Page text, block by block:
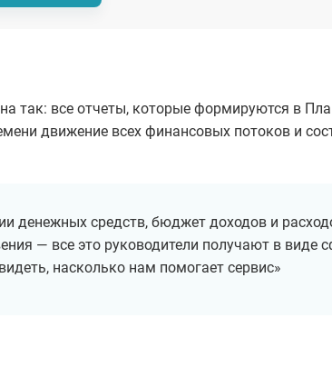
так: все отчеты, которые формируются в
движение всех финансовых потоков и
денежных средств, бюджет доходов и
— все это руководители получают в виде
насколько нам помогает сервис»
Хотите
Бесплатный
бизнес в Excel
чтобы